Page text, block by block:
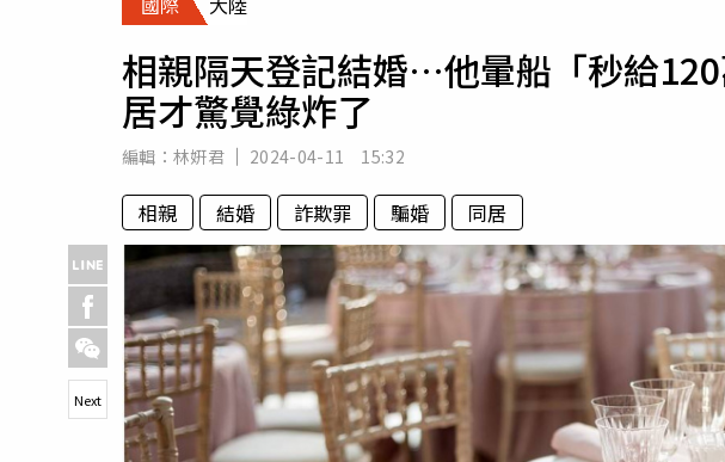
專欄
相親隔天登記結婚…他暈船「秒給
居才驚覺綠炸了
編輯： 林姸君 2024-04-11 15:32
相親 結婚 詐欺罪 騙婚 同居
Next